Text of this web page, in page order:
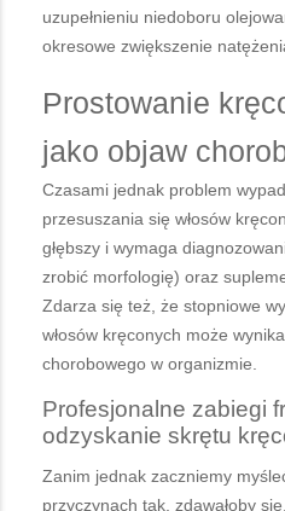
uzupełnieniu niedoboru
okresowe zwiększenie
Prostowanie
jako objaw
Czasami jednak problem
przesuszania się włosów
głębszy i wymaga
zrobić morfologię) oraz
Zdarza się też, że stopniowe
włosów kręconych może
chorobowego w organizmie.
Profesjonalne zabiegi
odzyskanie skrętu
Zanim jednak zaczniemy
przyczynach tak, zdawałoby